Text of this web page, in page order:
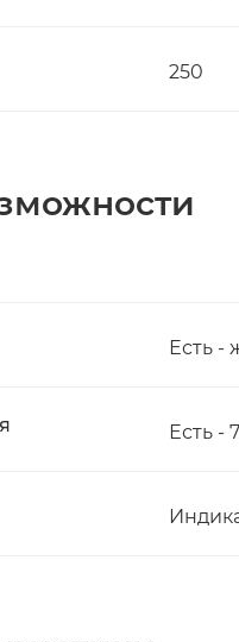
250
Есть -
Есть -